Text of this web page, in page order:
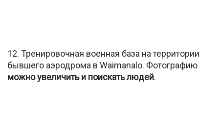
12. Тренировочная военная база на территории
бывшего аэродрома в Waimanalo. Фотографию
можно увеличить и поискать людей.